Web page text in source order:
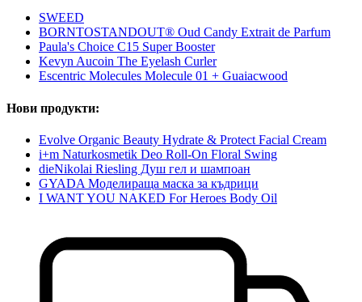
SWEED
BORNTOSTANDOUT® Oud Candy Extrait de Parfum
Paula's Choice C15 Super Booster
Kevyn Aucoin The Eyelash Curler
Escentric Molecules Molecule 01 + Guaiacwood
Нови продукти:
Evolve Organic Beauty Hydrate & Protect Facial Cream
i+m Naturkosmetik Deo Roll-On Floral Swing
dieNikolai Riesling Душ гел и шампоан
GYADA Моделираща маска за къдрици
I WANT YOU NAKED For Heroes Body Oil